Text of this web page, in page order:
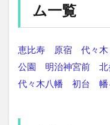
ム一覧
恵比寿 原宿 代々木
公園
明治神宮前 北
代々木八幡
初台 幡